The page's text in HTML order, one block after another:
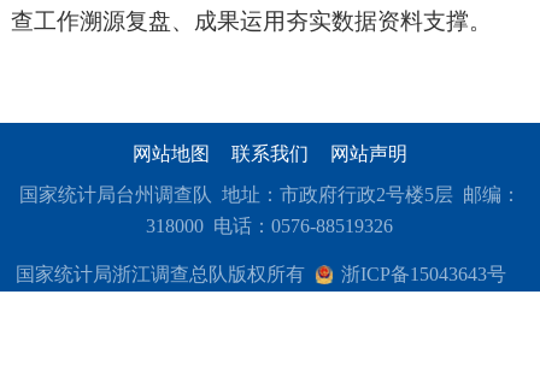
查工作溯源复盘、成果运用夯实数据资料支撑。
网站地图 联系我们 网站声明
国家统计局台州调查队 地址：市政府行政2号楼5层 邮编：
318000 电话：0576-88519326
国家统计局浙江调查总队版权所有 浙ICP备15043643号